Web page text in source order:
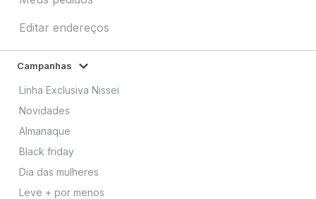
Editar endereços
Campanhas
Linha Exclusiva Nissei
Novidades
Almanaque
Black friday
Dia das mulheres
Leve + por menos